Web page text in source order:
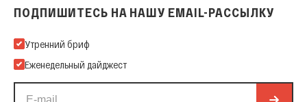
ПОДПИШИТЕСЬ НА НАШУ EMAIL-РАССЫЛКУ
Подпишитесь на нашу Email-рассылку
Утренний бриф
Еженедельный дайджест